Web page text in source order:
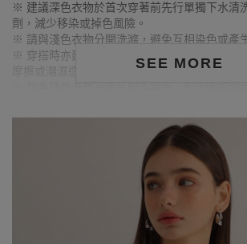
SEE MORE
※ 建議深色衣物於首次穿著前先行單獨下水清
劑，減少移染或掉色風險。
※ 請與淺色衣物分開洗滌，避免互相染色或產
※ 穿搭時亦建議避免與淺色配件、包款、飾品
摩擦或潮濕造成染色的可能性。